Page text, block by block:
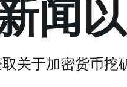
闻
关于加密货币